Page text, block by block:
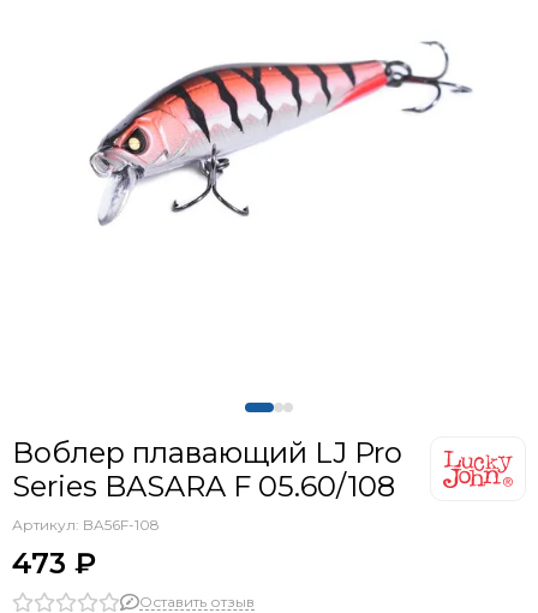
Воблер плавающий LJ Pro
Series BASARA F 05.60/108
Артикул: BA56F-108
473 ₽
Оставить отзыв